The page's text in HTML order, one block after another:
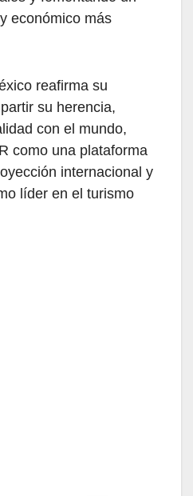
económico más
reafirma su
su herencia,
con el mundo,
como una plataforma
internacional y
líder en el turismo